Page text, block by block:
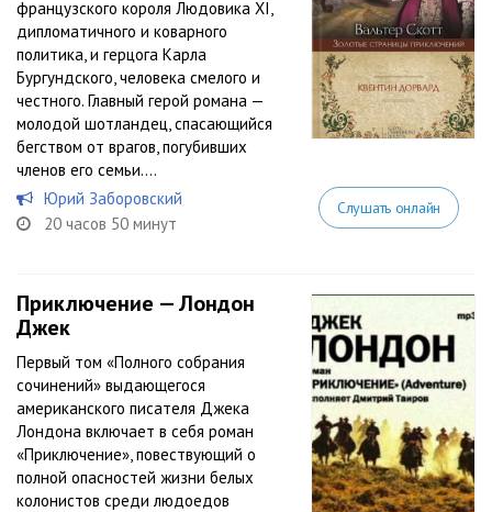
французского короля Людовика XI,
дипломатичного и коварного
политика, и герцога Карла
Бургундского, человека смелого и
честного. Главный герой романа —
молодой шотландец, спасающийся
бегством от врагов, погубивших
членов его семьи....
Юрий Заборовский
20 часов 50 минут
Слушать онлайн
Приключение — Лондон
Джек
Первый том «Полного собрания
сочинений» выдающегося
американского писателя Джека
Лондона включает в себя роман
«Приключение», повествующий о
полной опасностей жизни белых
колонистов среди людоедов